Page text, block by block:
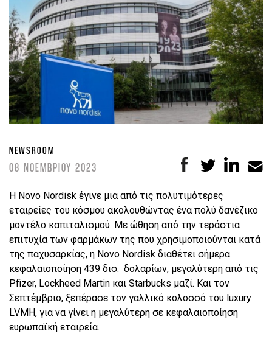
NEWSROOM
08 ΝΟΕΜΒΡΙΟΥ 2023
Η Novo Nordisk έγινε μια από τις πολυτιμότερες
εταιρείες του κόσμου ακολουθώντας ένα πολύ δανέζικο
μοντέλο καπιταλισμού. Με ώθηση από την τεράστια
επιτυχία των φαρμάκων της που χρησιμοποιούνται κατά
της παχυσαρκίας, η Novo Nordisk διαθέτει σήμερα
κεφαλαιοποίηση 439 δισ. δολαρίων, μεγαλύτερη από τις
Pfizer, Lockheed Martin και Starbucks μαζί. Και τον
Σεπτέμβριο, ξεπέρασε τον γαλλικό κολοσσό του luxury
LVMH, για να γίνει η μεγαλύτερη σε κεφαλαιοποίηση
ευρωπαϊκή εταιρεία.